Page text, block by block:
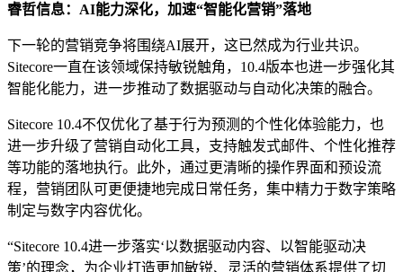
睿哲信息： AI能力深化，加速“智能化营销”落地
下一轮的营销竞争将围绕AI展开，这已然成为行业共识。
Sitecore一直在该领域保持敏锐触角，10.4版本也进一步强化其
智能化能力，进一步推动了数据驱动与自动化决策的融合。
Sitecore 10.4不仅优化了基于行为预测的个性化体验能力，也
进一步升级了营销自动化工具，支持触发式邮件、个性化推荐
等功能的落地执行。此外，通过更清晰的操作界面和预设流
程，营销团队可更便捷地完成日常任务，集中精力于数字策略
制定与数字内容优化。
“Sitecore 10.4进一步落实‘以数据驱动内容、以智能驱动决
策’的理念，为企业打造更加敏锐、灵活的营销体系提供了切